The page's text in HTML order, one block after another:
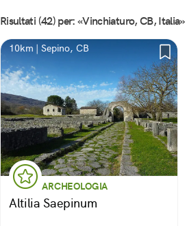
Risultati (42) per: «Vinchiaturo, CB, Italia»
10km | Sepino, CB
ARCHEOLOGIA
Altilia Saepinum